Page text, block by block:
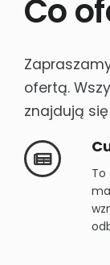
Karty
Fotografia
POZOSTAŁE
e-learning
Social
Custom
Co
ofertą.
znajdują